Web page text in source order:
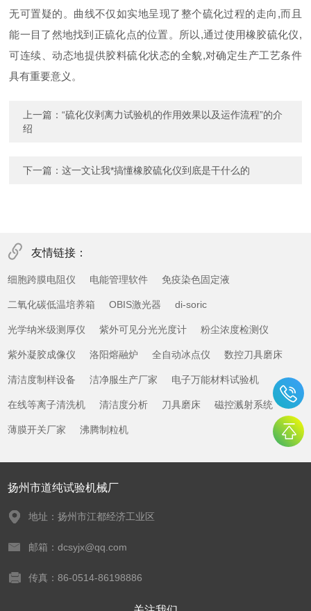
无可置疑的。曲线不仅如实地呈现了整个硫化过程的走向,而且
能一目了然地找到正硫化点的位置。所以,通过使用橡胶硫化仪,
可连续、动态地提供胶料硫化状态的全貌,对确定生产工艺条件
具有重要意义。
上一篇：“硫化仪剥离力试验机的作用效果以及运作流程”的介
绍
下一篇：这一文让我*搞懂橡胶硫化仪到底是干什么的
友情链接：
细胞跨膜电阻仪 电能管理软件 免疫染色固定液
二氧化碳低温培养箱 OBIS激光器 di-soric
光学纳米级测厚仪 紫外可见分光光度计 粉尘浓度检测仪
紫外凝胶成像仪 洛阳熔融炉 全自动冰点仪 数控刀具磨床
清洁度制样设备 洁净服生产厂家 电子万能材料试验机
在线等离子清洗机 清洁度分析 刀具磨床 磁控溅射系统
薄膜开关厂家 沸腾制粒机
扬州市道纯试验机械厂
地址：扬州市江都经济工业区
邮箱：dcsyjx@qq.com
传真：86-0514-86198886